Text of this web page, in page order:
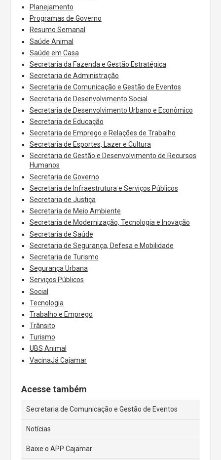
Planejamento
Programas de Governo
Resumo Semanal
Saúde Animal
Saúde em Casa
Secretaria da Fazenda e Gestão Estratégica
Secretaria de Administração
Secretaria de Comunicação e Gestão de Eventos
Secretaria de Desenvolvimento Social
Secretaria de Desenvolvimento Urbano e Econômico
Secretaria de Educação
Secretaria de Emprego e Relações de Trabalho
Secretaria de Esportes, Lazer e Cultura
Secretaria de Gestão e Desenvolvimento de Recursos
Humanos
Secretaria de Governo
Secretaria de Infraestrutura e Serviços Públicos
Secretaria de Justiça
Secretaria de Meio Ambiente
Secretaria de Modernização, Tecnologia e Inovação
Secretaria de Saúde
Secretaria de Segurança, Defesa e Mobilidade
Secretaria de Turismo
Segurança Urbana
Serviços Públicos
Social
Tecnologia
Trabalho e Emprego
Trânsito
Turismo
UBS Animal
VacinaJá Cajamar
Acesse também
Secretaria de Comunicação e Gestão de Eventos
Notícias
Baixe o APP Cajamar